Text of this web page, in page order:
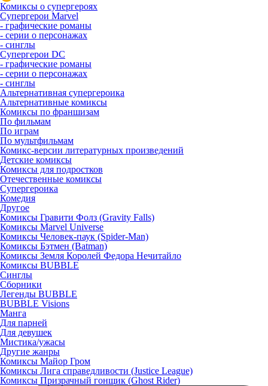
Комиксы о супергероях
Супергерои Marvel
- графические романы
- серии о персонажах
- синглы
Супергерои DC
- графические романы
- серии о персонажах
- синглы
Альтернативная супергероика
Альтернативные комиксы
Комиксы по франшизам
По фильмам
По играм
По мультфильмам
Комикс-версии литературных произведений
Детские комиксы
Комиксы для подростков
Отечественные комиксы
Супергероика
Комедия
Другое
Комиксы Гравити Фолз (Gravity Falls)
Комиксы Marvel Universe
Комиксы Человек-паук (Spider-Man)
Комиксы Бэтмен (Batman)
Комиксы Земля Королей Федора Нечитайло
Комиксы BUBBLE
Синглы
Сборники
Легенды BUBBLE
BUBBLE Visions
Манга
Для парней
Для девушек
Мистика/ужасы
Другие жанры
Комиксы Майор Гром
Комиксы Лига справедливости (Justice League)
Комиксы Призрачный гонщик (Ghost Rider)